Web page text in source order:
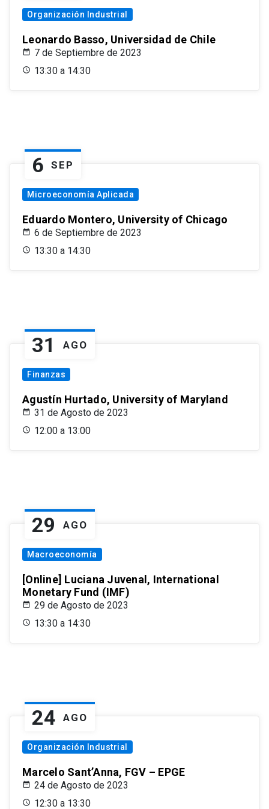
Organización Industrial
Leonardo Basso, Universidad de Chile
7 de Septiembre de 2023
13:30 a 14:30
6 SEP
Microeconomía Aplicada
Eduardo Montero, University of Chicago
6 de Septiembre de 2023
13:30 a 14:30
31 AGO
Finanzas
Agustín Hurtado, University of Maryland
31 de Agosto de 2023
12:00 a 13:00
29 AGO
Macroeconomía
[Online] Luciana Juvenal, International
Monetary Fund (IMF)
29 de Agosto de 2023
13:30 a 14:30
24 AGO
Organización Industrial
Marcelo Sant’Anna, FGV – EPGE
24 de Agosto de 2023
12:30 a 13:30